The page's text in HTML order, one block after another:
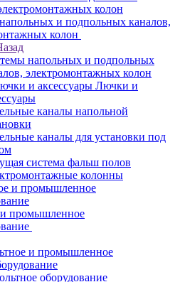
и подпольных каналов,
колон
напольных и подпольных
электромонтажных колон
Лючки и
каналы напольной
каналы для установки под
система фальш полов
колонны
и промышленное
и промышленное